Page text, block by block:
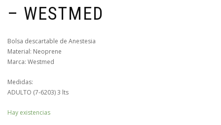
– WESTMED
Bolsa descartable de Anestesia
Material: Neoprene
Marca: Westmed
Medidas:
ADULTO (7-6203) 3 lts
Hay existencias